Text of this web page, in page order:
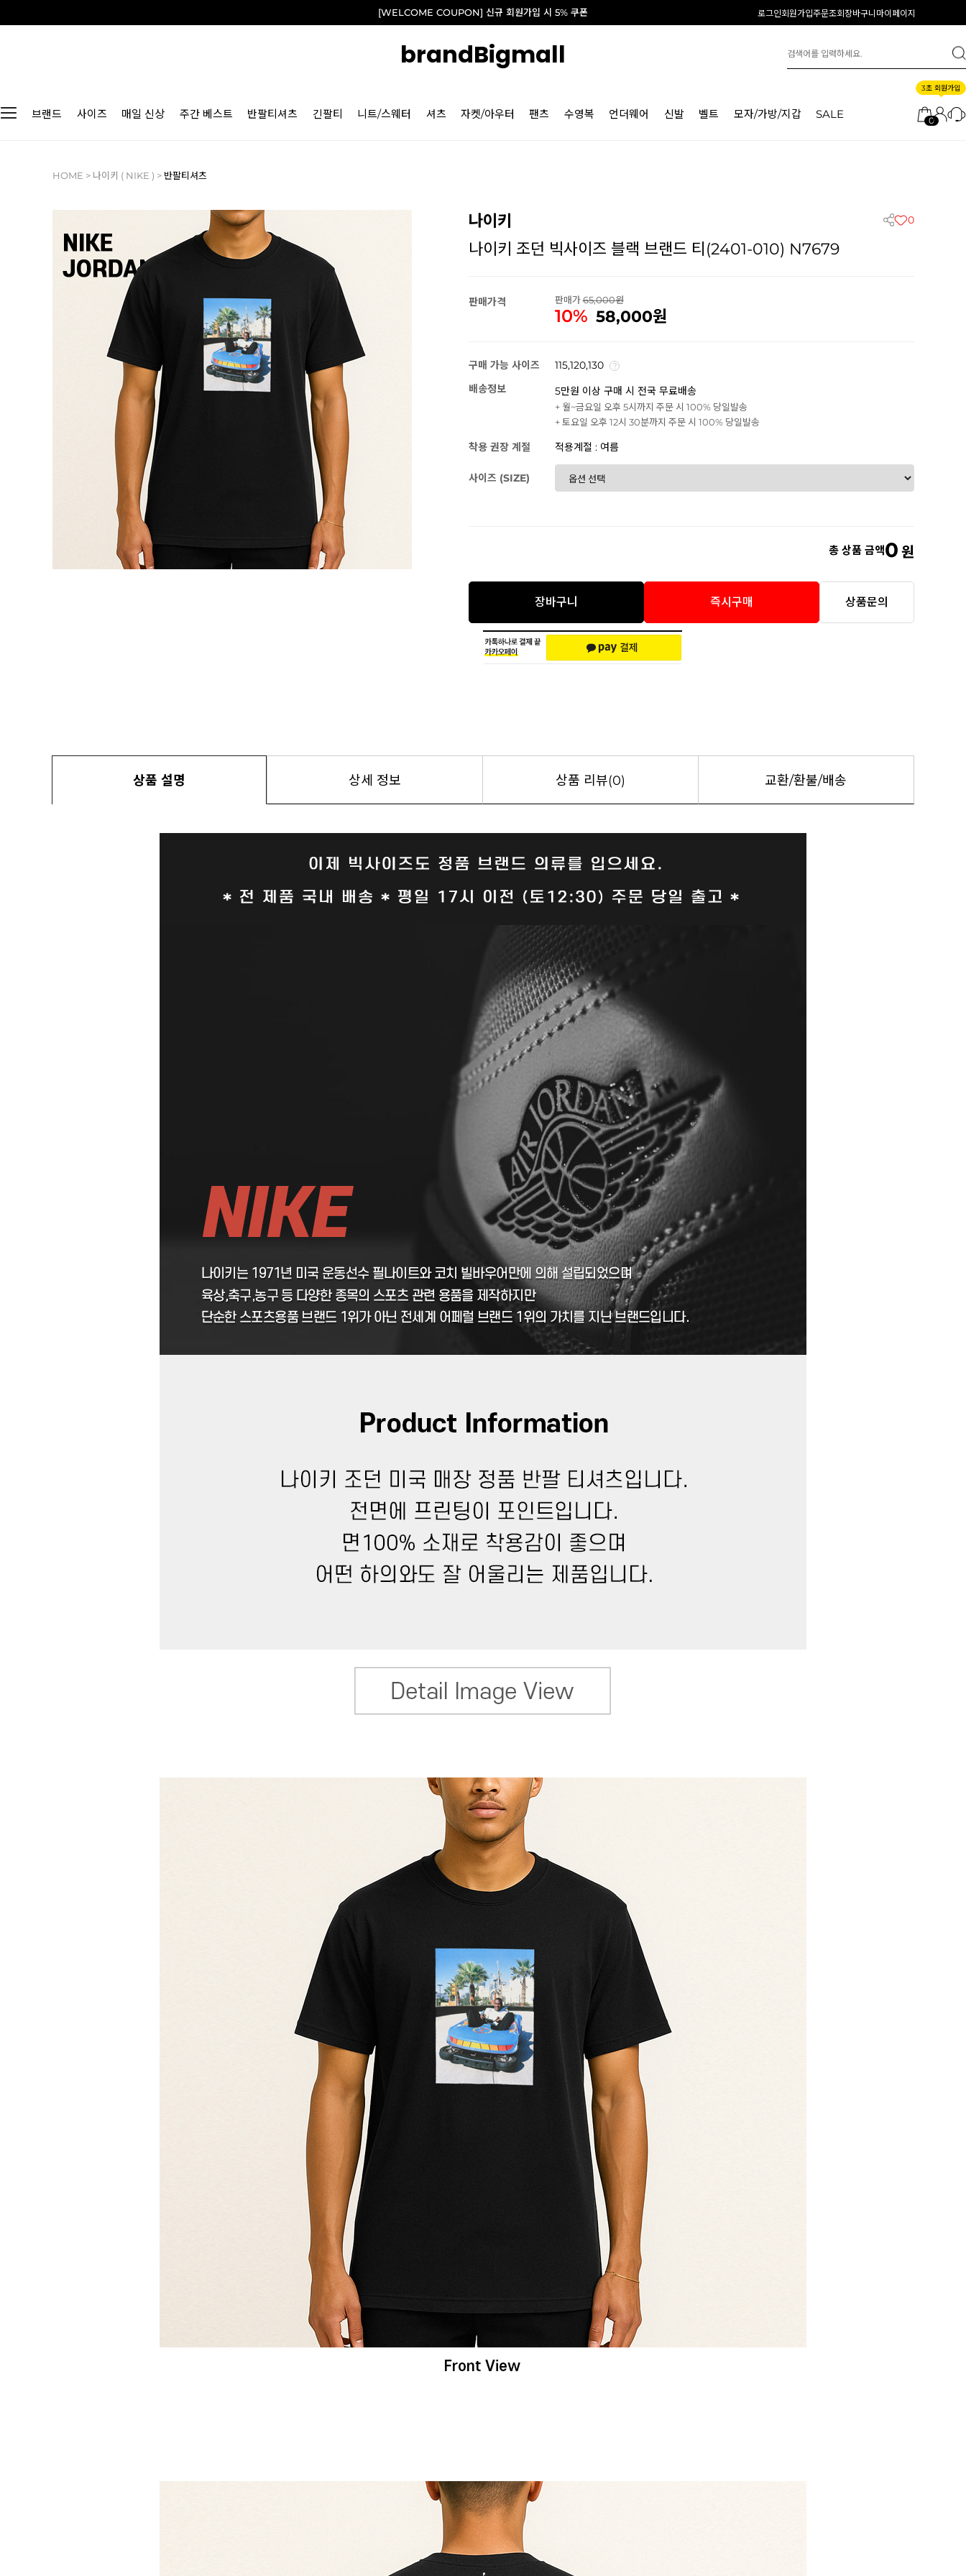
[WELCOME COUPON] 신규 회원가입 시 5% 쿠폰 로그인회원가입주문조회장바구니 마이페이지
brandBigmall
브랜드 사이즈 매일 신상 주간 베스트 반팔티셔츠 긴팔티 니트/스웨터 셔츠 자켓/아우터 팬츠 수영복 언더웨어 신발 벨트 모자/가방/지갑 SALE 0
3초 회원가입
HOME > 나이키 ( NIKE ) > 반팔티셔츠
나이키 0
나이키 조던 빅사이즈 블랙 브랜드 티(2401-010) N7679
판매가격 판매가65,000
10% 58,000
구매 가능 사이즈
115,120,130
배송정보
5만원 이상 구매 시 전국 무료배송
+ 월~금요일 오후 5시까지 주문 시 100% 당일발송
+ 토요일 오후 12시 30분까지 주문 시 100% 당일발송
착용 권장 계절 적용계절 : 여름
사이즈 (SIZE)
총 상품 금액0 원
장바구니 즉시구매 상품문의
상품 설명 상세 정보 상품 리뷰(0) 교환/환불/배송